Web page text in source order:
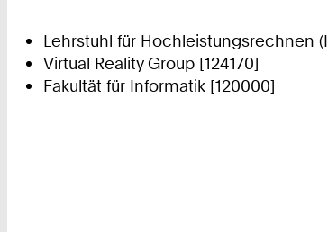
Lehrstuhl für Hochleistungsrechnen
Virtual Reality Group [124170]
Fakultät für Informatik [120000]